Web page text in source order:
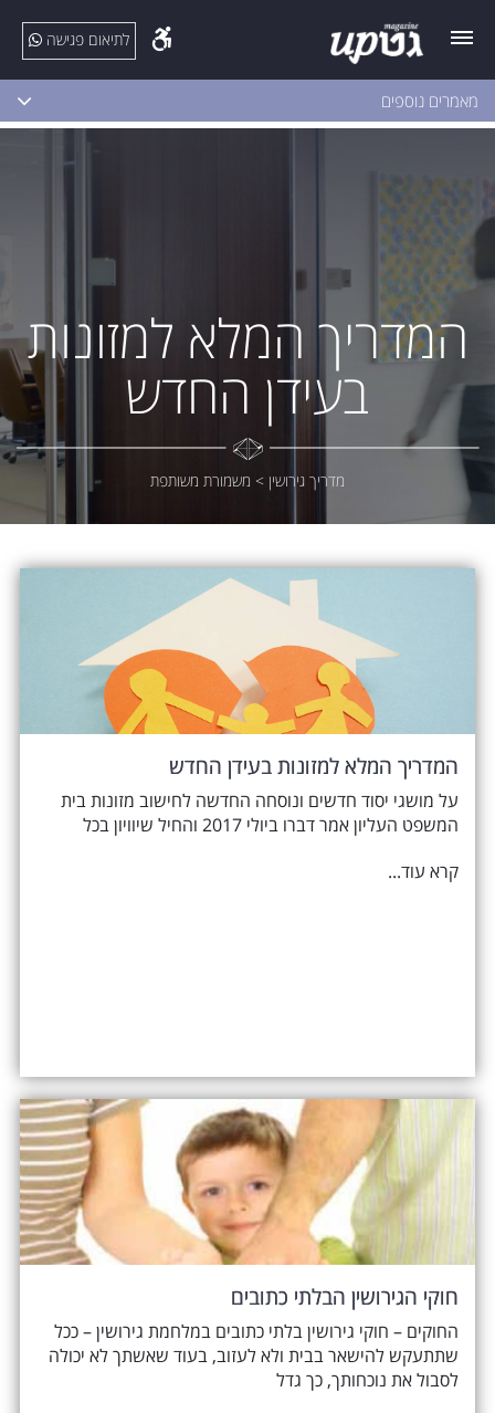
לתיאום פגישה
מאמרים נוספים
המדריך המלא למזונות
בעידן החדש
מדריך גירושין > משמורת משותפת
המדריך המלא למזונות בעידן החדש
על מושגי יסוד חדשים ונוסחה החדשה לחישוב מזונות בית
המשפט העליון אמר דברו ביולי 2017 והחיל שיוויון בכל
קרא עוד...
חוקי הגירושין הבלתי כתובים
החוקים – חוקי גירושין בלתי כתובים במלחמת גירושין – ככל
שתתעקש להישאר בבית ולא לעזוב, בעוד שאשתך לא יכולה
לסבול את נוכחותך, כך גדל